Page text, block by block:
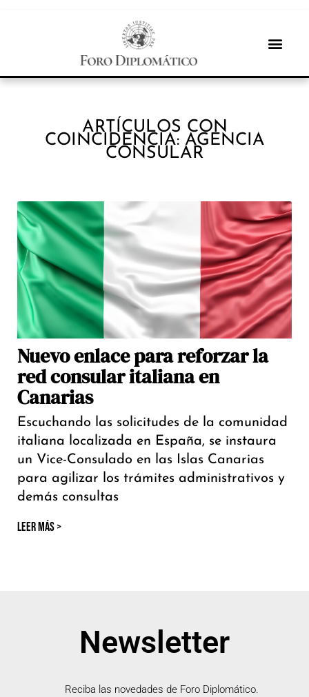
ARTÍCULOS CON
COINCIDENCIA: AGENCIA
CONSULAR
Nuevo enlace para reforzar la
red consular italiana en
Canarias
Escuchando las solicitudes de la comunidad
italiana localizada en España, se instaura
un Vice-Consulado en las Islas Canarias
para agilizar los trámites administrativos y
demás consultas
LEER MÁS >
Newsletter
Reciba las novedades de Foro Diplomático.